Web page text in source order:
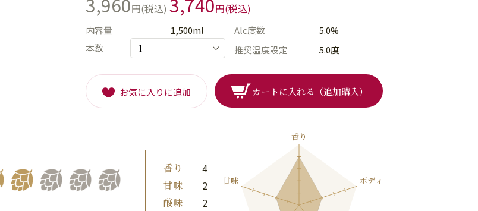
円(税込) 円(税込)
内容量 1,500ml Alc度数
5.0%
本数
推奨温度設定 5.0度
お気に入りに追加 カートに入れる（追加購入）
香り 4
甘味 2
酸味 2